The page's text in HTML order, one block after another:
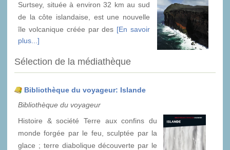
Surtsey, située à environ 32 km au sud
de la côte islandaise, est une nouvelle
île volcanique créée par des [En savoir
plus...]
Sélection de la médiathèque
Bibliothèque du voyageur: Islande
Bibliothèque du voyageur
Histoire & société Terre aux confins du
monde forgée par le feu, sculptée par la
glace ; terre diabolique découverte par le